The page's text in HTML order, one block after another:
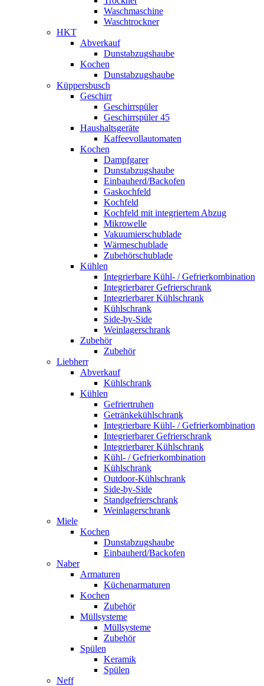
Waschmaschine
Waschtrockner
HKT
Abverkauf
Dunstabzugshaube
Kochen
Dunstabzugshaube
Küppersbusch
Geschirr
Geschirrspüler
Geschirrspüler 45
Haushaltsgeräte
Kaffeevollautomaten
Kochen
Dampfgarer
Dunstabzugshaube
Einbauherd/Backofen
Gaskochfeld
Kochfeld
Kochfeld mit integriertem Abzug
Mikrowelle
Vakuumierschublade
Wärmeschublade
Zubehörschublade
Kühlen
Integrierbare Kühl- / Gefrierkombination
Integrierbarer Gefrierschrank
Integrierbarer Kühlschrank
Kühlschrank
Side-by-Side
Weinlagerschrank
Zubehör
Zubehör
Liebherr
Abverkauf
Kühlschrank
Kühlen
Gefriertruhen
Getränkekühlschrank
Integrierbare Kühl- / Gefrierkombination
Integrierbarer Gefrierschrank
Integrierbarer Kühlschrank
Kühl- / Gefrierkombination
Kühlschrank
Outdoor-Kühlschrank
Side-by-Side
Standgefrierschrank
Weinlagerschrank
Miele
Kochen
Dunstabzugshaube
Einbauherd/Backofen
Naber
Armaturen
Küchenarmaturen
Kochen
Zubehör
Müllsysteme
Müllsysteme
Zubehör
Spülen
Keramik
Spülen
Neff